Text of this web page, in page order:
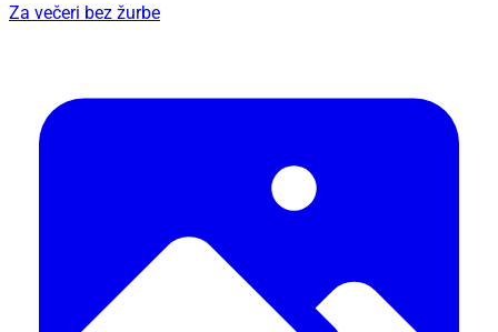
Za večeri bez žurbe